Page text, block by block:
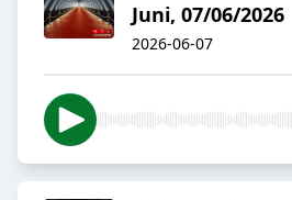
Juni, 07/06/2026
2026-06-07